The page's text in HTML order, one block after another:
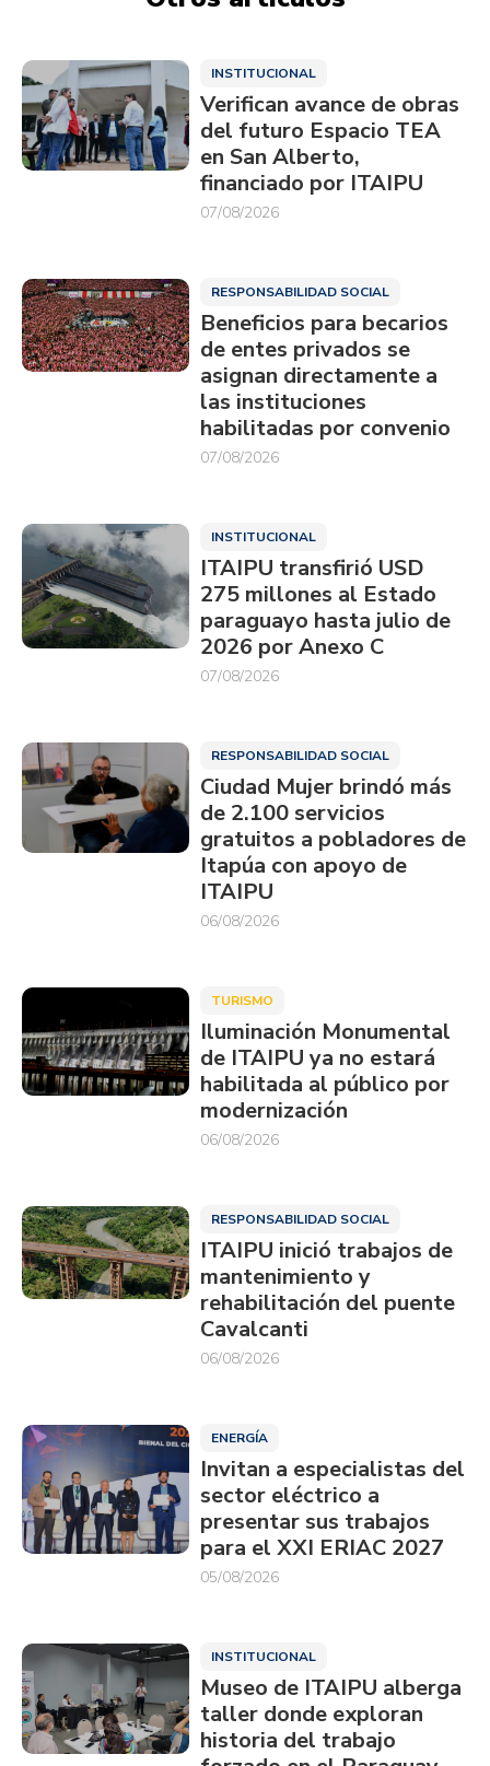
INSTITUCIONAL
Verifican avance de obras
del futuro Espacio TEA
en San Alberto,
financiado por ITAIPU
07/08/2026
RESPONSABILIDAD SOCIAL
Beneficios para becarios
de entes privados se
asignan directamente a
las instituciones
habilitadas por convenio
07/08/2026
INSTITUCIONAL
ITAIPU transfirió USD
275 millones al Estado
paraguayo hasta julio de
2026 por Anexo C
07/08/2026
RESPONSABILIDAD SOCIAL
Ciudad Mujer brindó más
de 2.100 servicios
gratuitos a pobladores de
Itapúa con apoyo de
ITAIPU
06/08/2026
TURISMO
Iluminación Monumental
de ITAIPU ya no estará
habilitada al público por
modernización
06/08/2026
RESPONSABILIDAD SOCIAL
ITAIPU inició trabajos de
mantenimiento y
rehabilitación del puente
Cavalcanti
06/08/2026
ENERGÍA
Invitan a especialistas del
sector eléctrico a
presentar sus trabajos
para el XXI ERIAC 2027
05/08/2026
INSTITUCIONAL
Museo de ITAIPU alberga
taller donde exploran
historia del trabajo